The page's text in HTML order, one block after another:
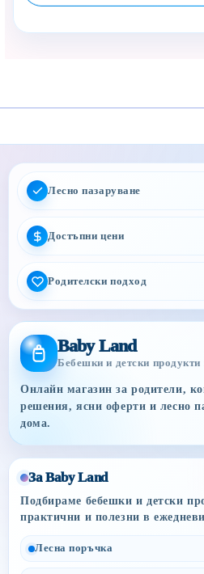
Лесно пазаруване
Достъпни цени
Родителски подход
Baby Land
Бебешки и детски продукти
Онлайн магазин за родители,
решения, ясни оферти и лесно
дома.
За Baby Land
Подбираме бебешки и детски
практични и полезни в
Лесна поръчка